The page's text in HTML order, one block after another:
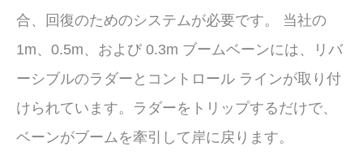
合、回復のためのシステムが必要です。 当社の
1m、0.5m、および 0.3m ブームベーンには、リバ
ーシブルのラダーとコントロール ラインが取り付
けられています。ラダーをトリップするだけで、
ベーンがブームを牽引して岸に戻ります。